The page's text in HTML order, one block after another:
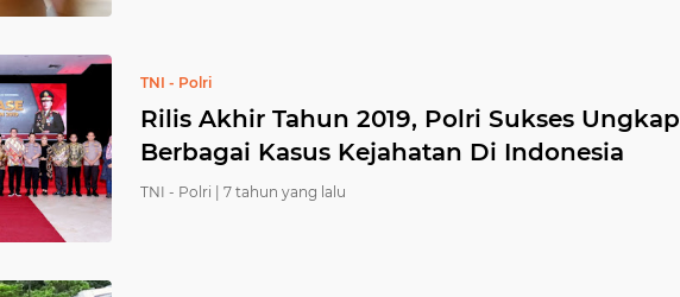
TNI - Polri
Rilis Akhir Tahun 2019, Polri Sukses Ungkap
Berbagai Kasus Kejahatan Di Indonesia
TNI - Polri | 7 tahun yang lalu